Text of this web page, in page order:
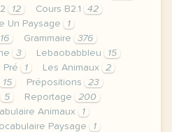
12 Cours B2.1
42
Un Paysage
1
16 Grammaire
376
3 Lebaobabbleu
15
Pré
1 Les Animaux
2
15 Prépositions
23
5 Reportage
200
Animaux
1
Paysage 1